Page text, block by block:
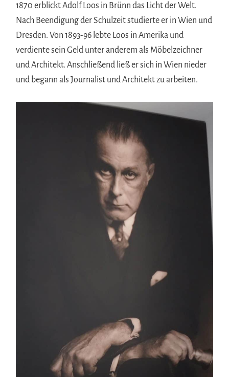
1870 erblickt Adolf Loos in Brünn das Licht der Welt.
Nach Beendigung der Schulzeit studierte er in Wien und
Dresden. Von 1893-96 lebte Loos in Amerika und
verdiente sein Geld unter anderem als Möbelzeichner
und Architekt. Anschließend ließ er sich in Wien nieder
und begann als Journalist und Architekt zu arbeiten.